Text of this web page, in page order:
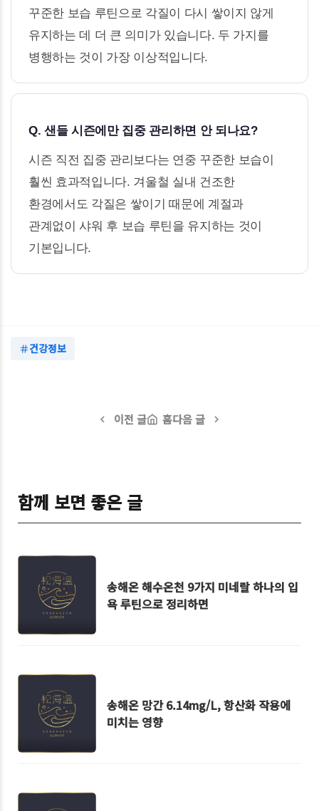
꾸준한 보습 루틴으로 각질이 다시 쌓이지 않게
유지하는 데 더 큰 의미가 있습니다. 두 가지를
병행하는 것이 가장 이상적입니다.
Q. 샌들 시즌에만 집중 관리하면 안 되나요?
시즌 직전 집중 관리보다는 연중 꾸준한 보습이
훨씬 효과적입니다. 겨울철 실내 건조한
환경에서도 각질은 쌓이기 때문에 계절과
관계없이 샤워 후 보습 루틴을 유지하는 것이
기본입니다.
건강정보
이전 글 홈다음 글
함께 보면 좋은 글
송해온 해수온천 9가지 미네랄 하나의 입
욕 루틴으로 정리하면
송해온 망간 6.14mg/L, 항산화 작용에
미치는 영향